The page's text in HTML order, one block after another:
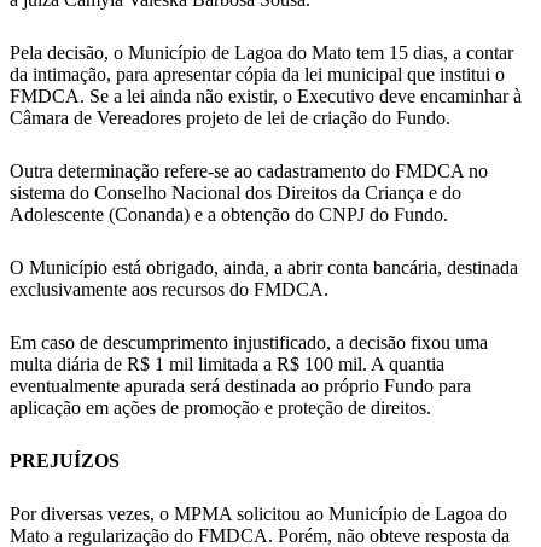
Pela decisão, o Município de Lagoa do Mato tem 15 dias, a contar
da intimação, para apresentar cópia da lei municipal que institui o
FMDCA. Se a lei ainda não existir, o Executivo deve encaminhar à
Câmara de Vereadores projeto de lei de criação do Fundo.
Outra determinação refere-se ao cadastramento do FMDCA no
sistema do Conselho Nacional dos Direitos da Criança e do
Adolescente (Conanda) e a obtenção do CNPJ do Fundo.
O Município está obrigado, ainda, a abrir conta bancária, destinada
exclusivamente aos recursos do FMDCA.
Em caso de descumprimento injustificado, a decisão fixou uma
multa diária de R$ 1 mil limitada a R$ 100 mil. A quantia
eventualmente apurada será destinada ao próprio Fundo para
aplicação em ações de promoção e proteção de direitos.
PREJUÍZOS
Por diversas vezes, o MPMA solicitou ao Município de Lagoa do
Mato a regularização do FMDCA. Porém, não obteve resposta da